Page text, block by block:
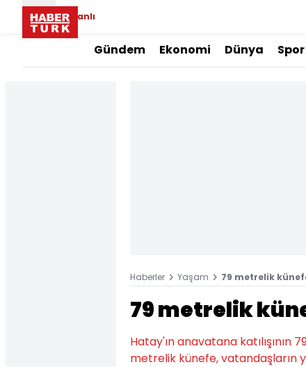
Canlı
Gündem Ekonomi Dünya Spor
Haberler Yaşam 79 metrelik
79 metrelik
Hatay'ın anavatana katılışının
metrelik künefe, vatandaşların